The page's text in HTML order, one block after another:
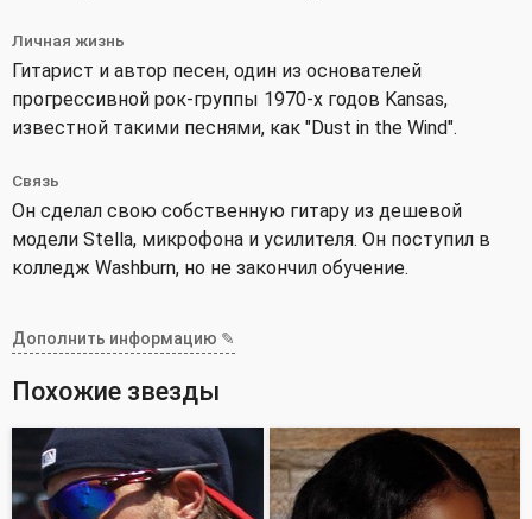
Личная жизнь
Гитарист и автор песен, один из основателей
прогрессивной рок-группы 1970-х годов Kansas,
известной такими песнями, как "Dust in the Wind".
Связь
Он сделал свою собственную гитару из дешевой
модели Stella, микрофона и усилителя. Он поступил в
колледж Washburn, но не закончил обучение.
Дополнить информацию ✎
Похожие звезды